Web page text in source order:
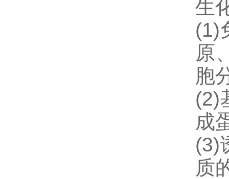
生
(1)
原
胞
(2)
成
(3)
质